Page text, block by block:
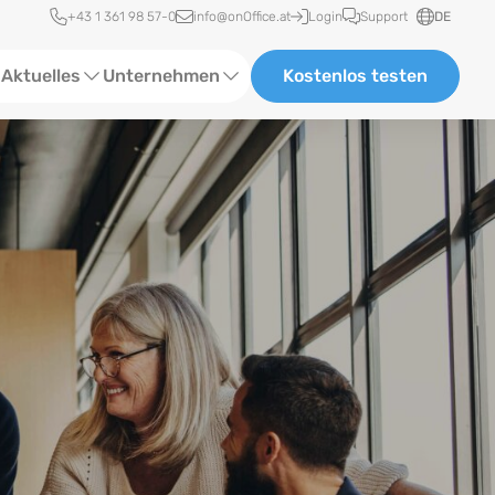
Schnellzugriff
+43 1 361 98 57-0 info@onOffice.at Login Support DE
Aktuelles
News
Newsletter
Unternehmen
Über uns
Partner und Kooperationen
Karriere
Kostenlos testen